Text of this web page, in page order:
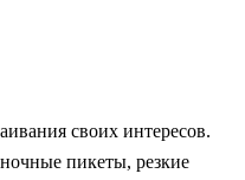
своих интересов.
пикеты, резкие